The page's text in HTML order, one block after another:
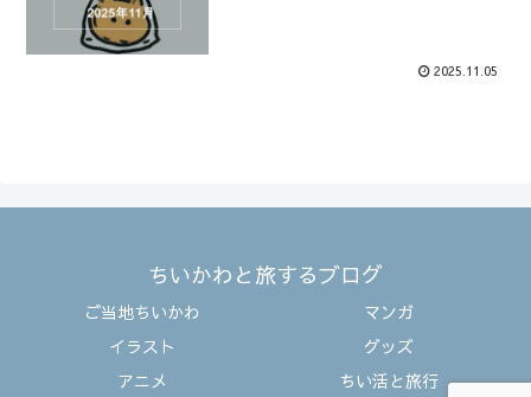
2025.11.05
ちいかわと旅するブログ
ご当地ちいかわ
マンガ
イラスト
グッズ
アニメ
ちい活と旅行